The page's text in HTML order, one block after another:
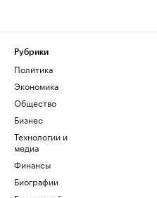
Рубрики
Политика
Экономика
Общество
Бизнес
Технологии и
медиа
Финансы
Биографии